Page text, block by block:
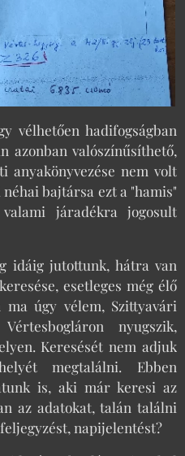
vélhetően hadifogságban
azonban valószínűsíthető,
anyakönyvezése nem volt
bajtársa ezt a "hamis"
járadékra jogosult
idáig jutottunk, hátra van
esetleges még élő
ma úgy vélem, Szittyavári
nyugszik,
Keresését nem adjuk
megtalálni. Ebben
is, aki már keresi az
az adatokat, talán találni
napijelentést?